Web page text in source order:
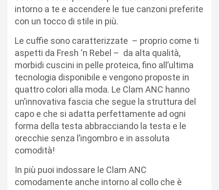
intorno a te e accendere le tue canzoni preferite
con un tocco di stile in più.
Le cuffie sono caratterizzate – proprio come ti
aspetti da Fresh ‘n Rebel – da alta qualità,
morbidi cuscini in pelle proteica, fino all’ultima
tecnologia disponibile e vengono proposte in
quattro colori alla moda. Le Clam ANC hanno
un’innovativa fascia che segue la struttura del
capo e che si adatta perfettamente ad ogni
forma della testa abbracciando la testa e le
orecchie senza l’ingombro e in assoluta
comodità!
In più puoi indossare le Clam ANC
comodamente anche intorno al collo che è